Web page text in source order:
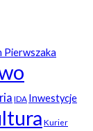
Pierwszaka
IDA Inwestycje
Kurier